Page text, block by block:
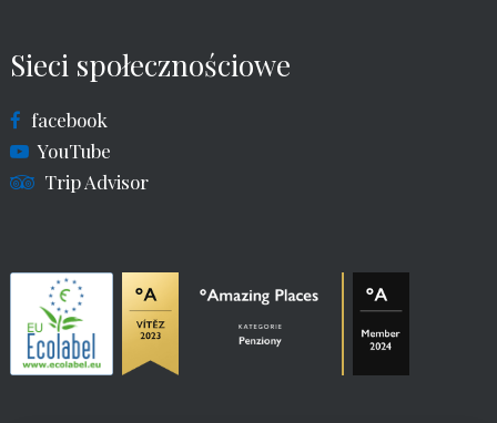
Sieci społecznościowe
facebook
YouTube
Trip Advisor